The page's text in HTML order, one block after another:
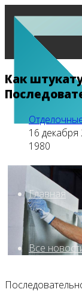
Главная
Все
Как
16 декабря
1980